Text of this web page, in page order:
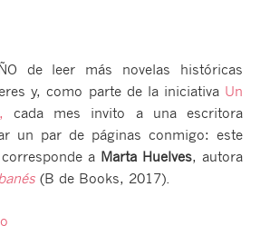
de leer más novelas históricas
y, como parte de la iniciativa Un
cada mes invito a una escritora
un par de páginas conmigo: este
a Marta Huelves, autora
(B de Books, 2017).